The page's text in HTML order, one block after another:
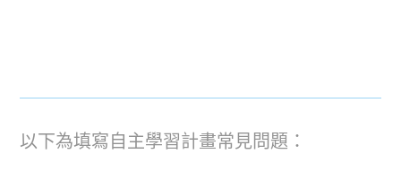
以下為填寫自主學習計畫常見問題：